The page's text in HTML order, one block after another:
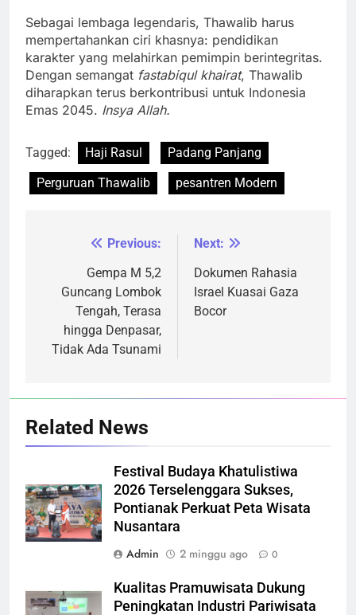
Sebagai lembaga legendaris, Thawalib harus
mempertahankan ciri khasnya: pendidikan
karakter yang melahirkan pemimpin berintegritas.
Dengan semangat fastabiqul khairat, Thawalib
diharapkan terus berkontribusi untuk Indonesia
Emas 2045. Insya Allah.
Tagged: Haji Rasul
Padang Panjang
Perguruan Thawalib
pesantren Modern
NavigasiPrevious:
Gempa M 5,2
Guncang Lombok
Tengah, Terasa
hingga Denpasar,
Tidak Ada Tsunami
Next:
Dokumen Rahasia
Israel Kuasai Gaza
Bocor
Related News
Festival Budaya Khatulistiwa
2026 Terselenggara Sukses,
Pontianak Perkuat Peta Wisata
Nusantara
Admin
2 minggu ago 0
Kualitas Pramuwisata Dukung
Peningkatan Industri Pariwisata